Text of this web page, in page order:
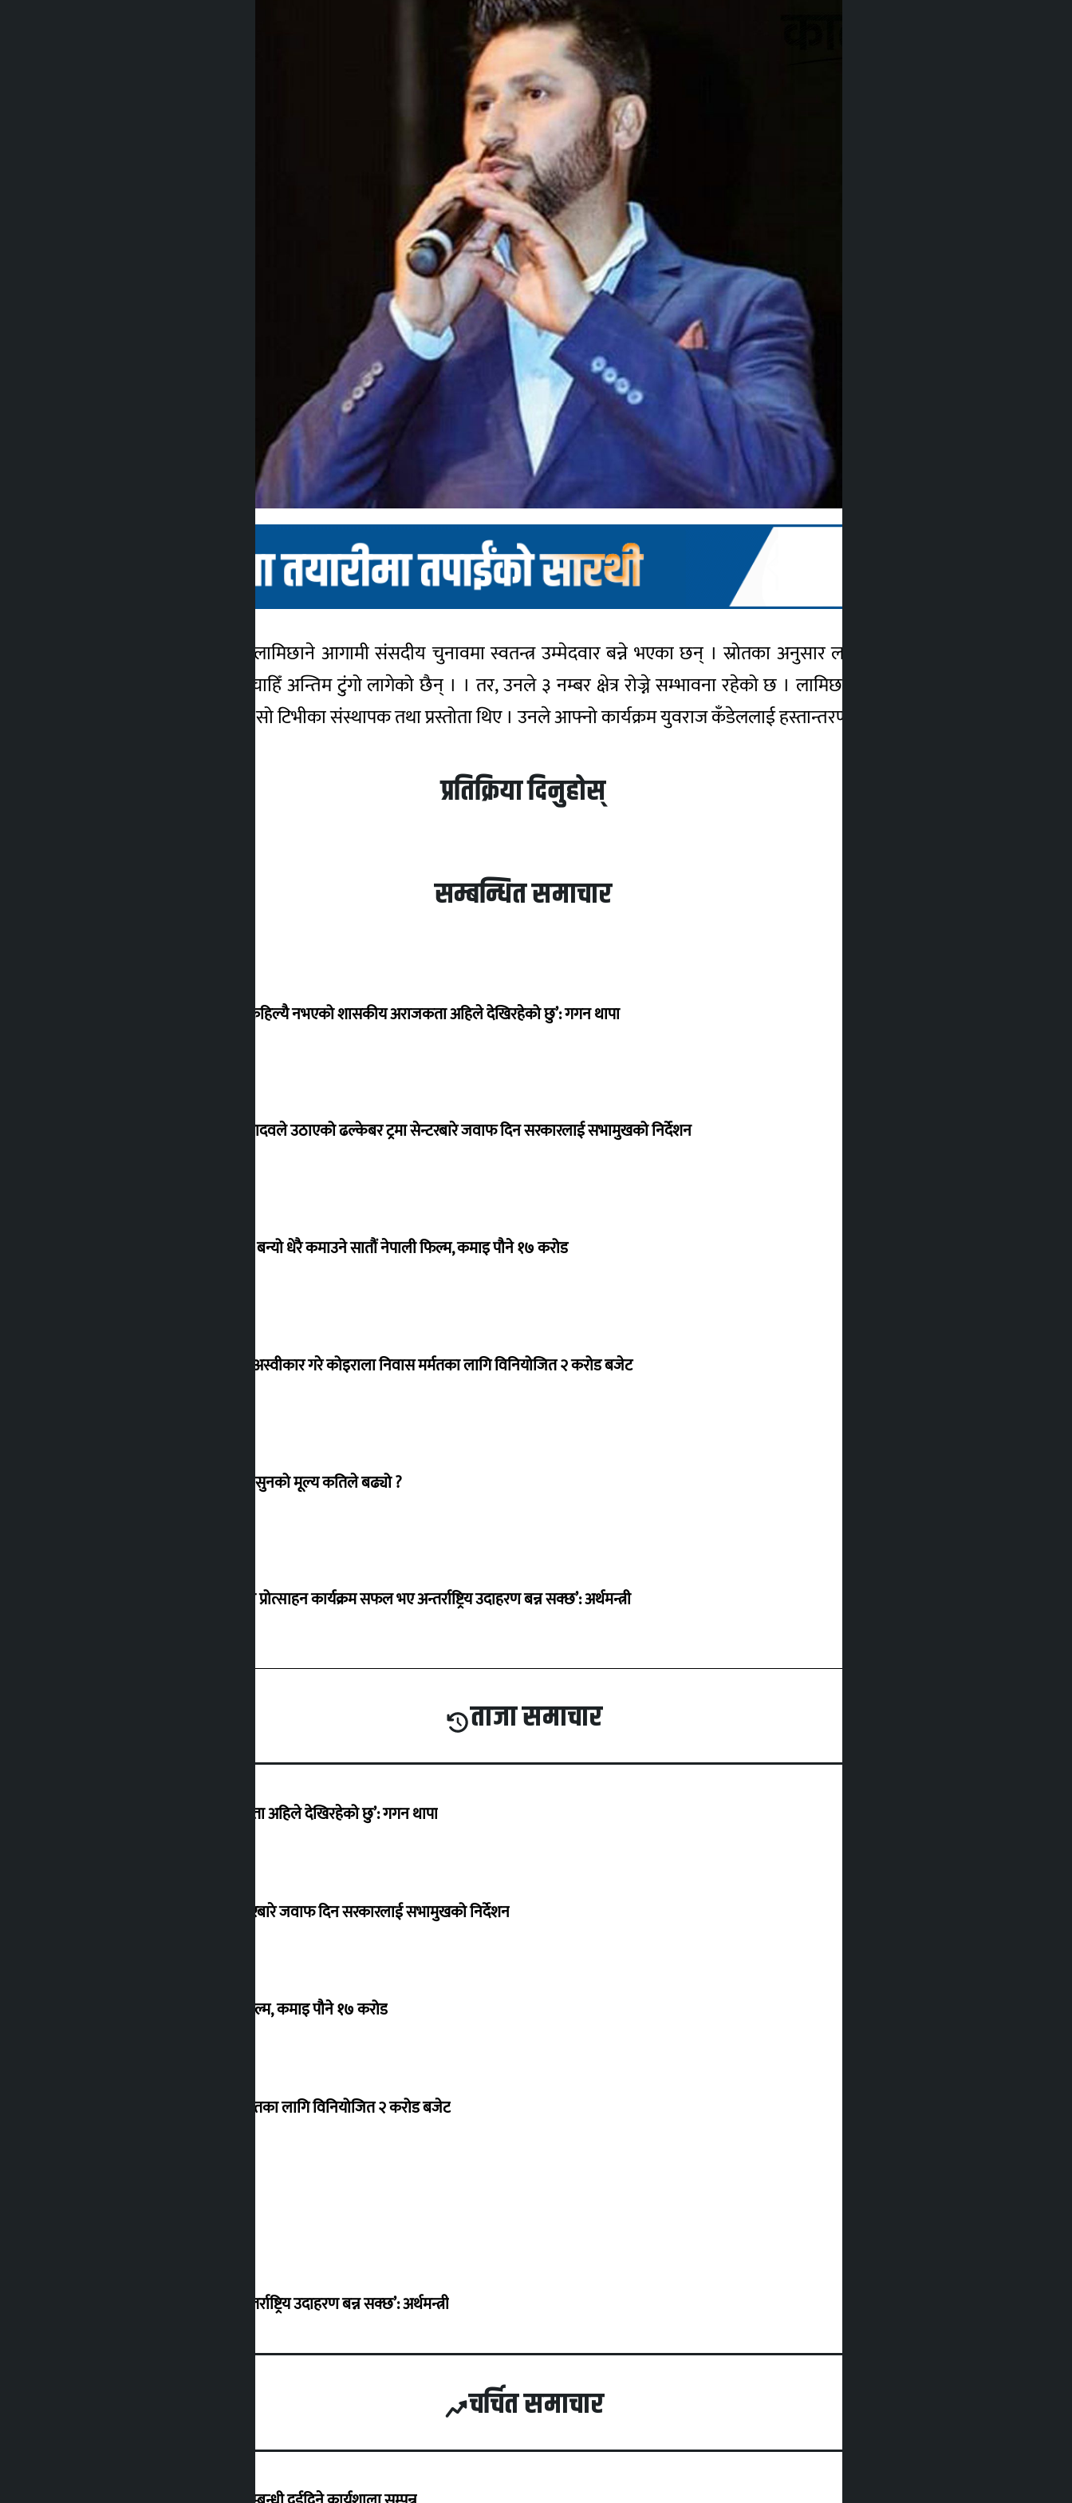
काठमाडौं । सञ्चारकर्मी रवि लामिछाने आगामी संसदीय चुनावमा स्वतन्त्र उम्मेदवार बन्ने भएका छन् । स्रोतका अनुसार लामिछानेले काठमाडौंको कुन
निर्वाचन क्षेत्रबाट लड्ने भन्ने चाहिँ अन्तिम टुंगो लागेको छैन् । । तर, उनले ३ नम्बर क्षेत्र रोज्ने सम्भावना रहेको छ । लामिछाने आजै ग्यालेक्सी टिभीबाट
बिदाई भइसकेका छन् । उनी सो टिभीका संस्थापक तथा प्रस्तोता थिए । उनले आफ्नो कार्यक्रम युवराज कँडेललाई हस्तान्तरण गरेको बुझिएको छ ।
प्रतिक्रिया दिनुहोस्
सम्बन्धित समाचार
‘देशमा कहिल्यै नभएको शासकीय अराजकता अहिले देखिरहेको छु’: गगन थापा
सांसद यादवले उठाएको ढल्केबर ट्रमा सेन्टरबारे जवाफ दिन सरकारलाई सभामुखको निर्देशन
‘गौंथली’ बन्यो धेरै कमाउने सातौं नेपाली फिल्म, कमाइ पौने १७ करोड
शेखरले अस्वीकार गरे कोइराला निवास मर्मतका लागि विनियोजित २ करोड बजेट
शुक्रबार सुनको मूल्य कतिले बढ्यो ?
‘करदाता प्रोत्साहन कार्यक्रम सफल भए अन्तर्राष्ट्रिय उदाहरण बन्न सक्छ’: अर्थमन्त्री
ताजा समाचार
‘देशमा कहिल्यै नभएको शासकीय अराजकता अहिले देखिरहेको छु’: गगन थापा
सांसद यादवले उठाएको ढल्केबर ट्रमा सेन्टरबारे जवाफ दिन सरकारलाई सभामुखको निर्देशन
‘गौंथली’ बन्यो धेरै कमाउने सातौं नेपाली फिल्म, कमाइ पौने १७ करोड
शेखरले अस्वीकार गरे कोइराला निवास मर्मतका लागि विनियोजित २ करोड बजेट
‘करदाता प्रोत्साहन कार्यक्रम सफल भए अन्तर्राष्ट्रिय उदाहरण बन्न सक्छ’: अर्थमन्त्री
चर्चित समाचार